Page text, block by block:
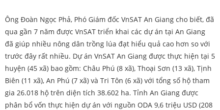
Ông Đoàn Ngọc Phả, Phó Giám đốc VnSAT An Giang cho biết, đã
qua gần 7 năm được VnSAT triển khai các dự án tại An Giang
đã giúp nhiều nông dân trồng lúa đạt hiểu quả cao hơn so với
trước đây rất nhiều. Dự án VnSAT An Giang được thực hiện tại 5
huyện (45 xã) bao gồm: Châu Phú (8 xã), Thoại Sơn (13 xã), Tịnh
Biên (11 xã), An Phú (7 xã) và Tri Tôn (6 xã) với tổng số hộ tham
gia 26.018 hộ trên diện tích 38.602 ha. Tỉnh An Giang được
phân bổ vốn thực hiện dự án với nguồn ODA 9,6 triệu USD (208